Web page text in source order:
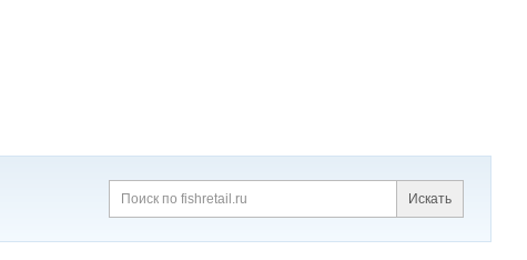
Искать